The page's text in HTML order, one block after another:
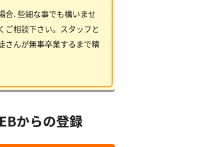
合､些細な事でも構いませ
ご相談下さい。スタッフと
さんが無事卒業するまで精